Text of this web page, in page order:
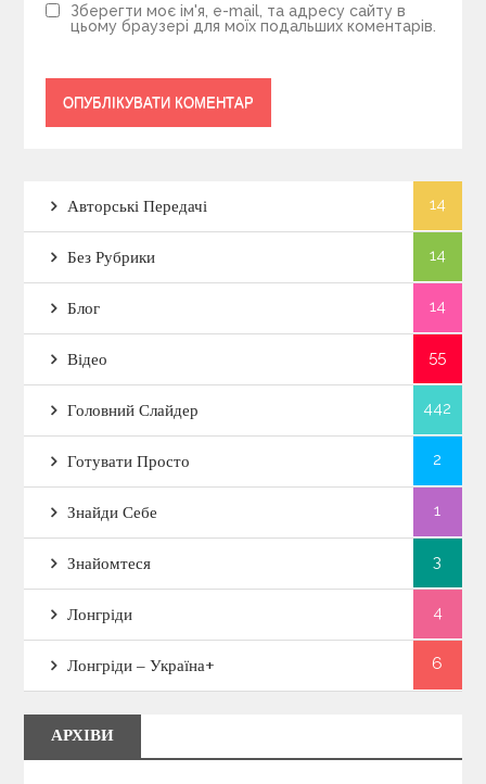
Зберегти моє ім'я, e-mail, та адресу сайту в
цьому браузері для моїх подальших коментарів.
Авторські Передачі 14
Без Рубрики 14
Блог 14
Відео 55
Головний Слайдер 442
Готувати Просто 2
Знайди Себе 1
Знайомтеся 3
Лонгріди 4
Лонгріди – Україна+ 6
АРХІВИ